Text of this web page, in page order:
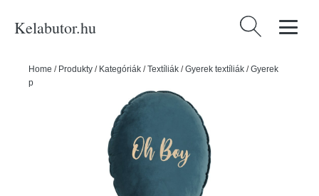
Kelabutor.hu Keresés:
Home / Produkty / Kategóriák /Textíliák /Gyerek textíliák /Gyerek
párnák